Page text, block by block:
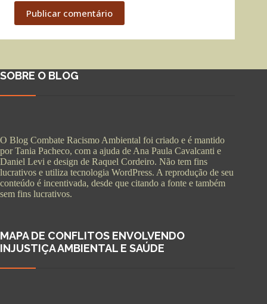
Publicar comentário
SOBRE O BLOG
O Blog Combate Racismo Ambiental foi criado e é mantido
por Tania Pacheco, com a ajuda de Ana Paula Cavalcanti e
Daniel Levi e design de Raquel Cordeiro. Não tem fins
lucrativos e utiliza tecnologia WordPress. A reprodução de seu
conteúdo é incentivada, desde que citando a fonte e também
sem fins lucrativos.
MAPA DE CONFLITOS ENVOLVENDO
INJUSTIÇA AMBIENTAL E SAÚDE